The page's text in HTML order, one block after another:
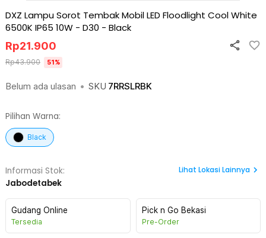
DXZ Lampu Sorot Tembak Mobil LED Floodlight Cool White
6500K IP65 10W - D30 - Black
Belum ada ulasan • SKU 7RRSLRBK
Rp21.900
Rp43.900 51%
Pilihan Warna:
Black
Informasi Stok:
Jabodetabek
Lihat Lokasi Lainnya
Gudang Online
Tersedia
Pick n Go Bekasi
Pre-Order